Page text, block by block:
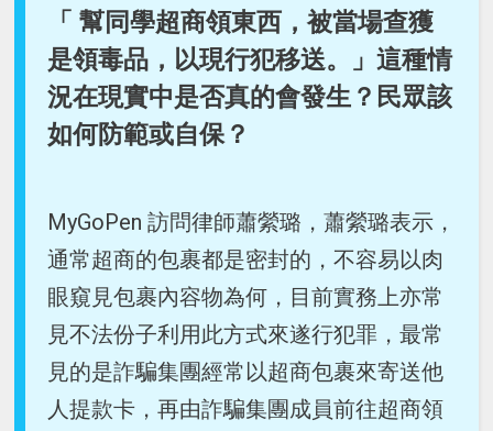
「 幫同學超商領東西，被當場查獲
是領毒品，以現行犯移送。」這種情
況在現實中是否真的會發生？民眾該
如何防範或自保？
MyGoPen 訪問律師蕭縈璐，蕭縈璐表示，
通常超商的包裹都是密封的，不容易以肉
眼窺見包裹內容物為何，目前實務上亦常
見不法份子利用此方式來遂行犯罪，最常
見的是詐騙集團經常以超商包裹來寄送他
人提款卡，再由詐騙集團成員前往超商領